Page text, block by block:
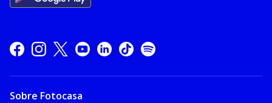
Sobre Fotocasa